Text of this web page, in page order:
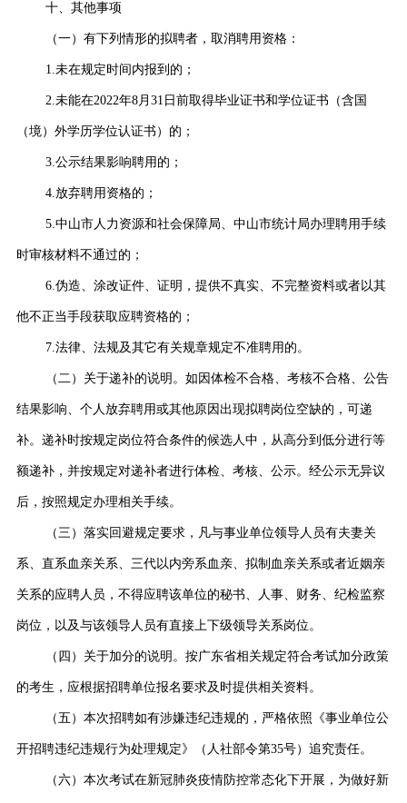
十、其他事项
（一）有下列情形的拟聘者，取消聘用资格：
1.未在规定时间内报到的；
2.未能在2022年8月31日前取得毕业证书和学位证书（含国
（境）外学历学位认证书）的；
3.公示结果影响聘用的；
4.放弃聘用资格的；
5.中山市人力资源和社会保障局、中山市统计局办理聘用手续
时审核材料不通过的；
6.伪造、涂改证件、证明，提供不真实、不完整资料或者以其
他不正当手段获取应聘资格的；
7.法律、法规及其它有关规章规定不准聘用的。
（二）关于递补的说明。如因体检不合格、考核不合格、公告
结果影响、个人放弃聘用或其他原因出现拟聘岗位空缺的，可递
补。递补时按规定岗位符合条件的候选人中，从高分到低分进行等
额递补，并按规定对递补者进行体检、考核、公示。经公示无异议
后，按照规定办理相关手续。
（三）落实回避规定要求，凡与事业单位领导人员有夫妻关
系、直系血亲关系、三代以内旁系血亲、拟制血亲关系或者近姻亲
关系的应聘人员，不得应聘该单位的秘书、人事、财务、纪检监察
岗位，以及与该领导人员有直接上下级领导关系岗位。
（四）关于加分的说明。按广东省相关规定符合考试加分政策
的考生，应根据招聘单位报名要求及时提供相关资料。
（五）本次招聘如有涉嫌违纪违规的，严格依照《事业单位公
开招聘违纪违规行为处理规定》（人社部令第35号）追究责任。
（六）本次考试在新冠肺炎疫情防控常态化下开展，为做好新